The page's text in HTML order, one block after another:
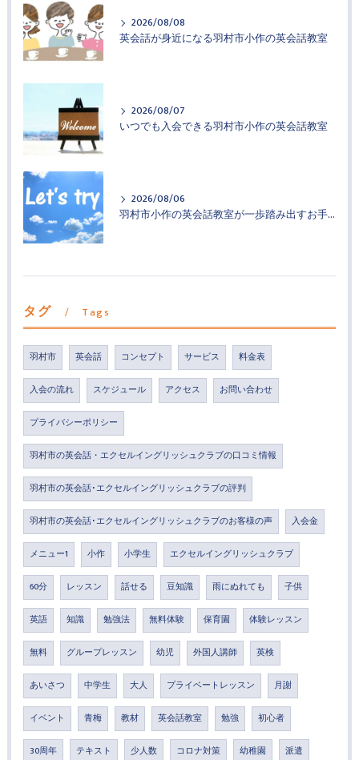
2026/08/08
英会話が身近になる羽村市小作の英会話教室
2026/08/07
いつでも入会できる羽村市小作の英会話教室
2026/08/06
羽村市小作の英会話教室が一歩踏み出すお手伝い
タグ Tags
羽村市 英会話 コンセプト サービス 料金表
入会の流れ スケジュール アクセス お問い合わせ
プライバシーポリシー
羽村市の英会話・エクセルイングリッシュクラブの口コミ情報
羽村市の英会話･エクセルイングリッシュクラブの評判
羽村市の英会話･エクセルイングリッシュクラブのお客様の声 入会金
メニュー1 小作 小学生 エクセルイングリッシュクラブ
60分 レッスン 話せる 豆知識 雨にぬれても 子供
英語 知識 勉強法 無料体験 保育園 体験レッスン
無料 グループレッスン 幼児 外国人講師 英検
あいさつ 中学生 大人 プライベートレッスン 月謝
イベント 青梅 教材 英会話教室 勉強 初心者
30周年 テキスト 少人数 コロナ対策 幼稚園 派遣